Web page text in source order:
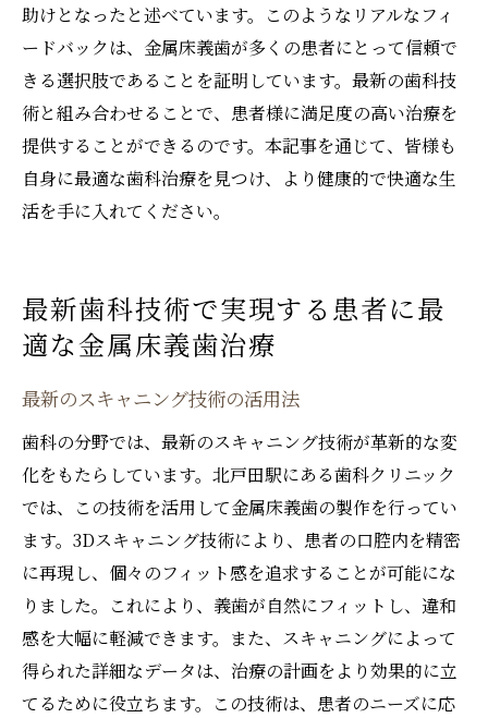
助けとなったと述べています。このようなリアルなフィ
ードバックは、金属床義歯が多くの患者にとって信頼で
きる選択肢であることを証明しています。最新の歯科技
術と組み合わせることで、患者様に満足度の高い治療を
提供することができるのです。本記事を通じて、皆様も
自身に最適な歯科治療を見つけ、より健康的で快適な生
活を手に入れてください。
最新歯科技術で実現する患者に最
適な金属床義歯治療
最新のスキャニング技術の活用法
歯科の分野では、最新のスキャニング技術が革新的な変
化をもたらしています。北戸田駅にある歯科クリニック
では、この技術を活用して金属床義歯の製作を行ってい
ます。3Dスキャニング技術により、患者の口腔内を精密
に再現し、個々のフィット感を追求することが可能にな
りました。これにより、義歯が自然にフィットし、違和
感を大幅に軽減できます。また、スキャニングによって
得られた詳細なデータは、治療の計画をより効果的に立
てるために役立ちます。この技術は、患者のニーズに応